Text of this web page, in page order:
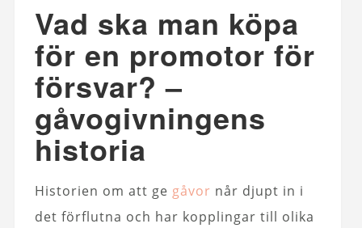
Vad ska man köpa
för en promotor för
försvar? –
gåvogivningens
historia
Historien om att ge gåvor når djupt in i
det förflutna och har kopplingar till olika